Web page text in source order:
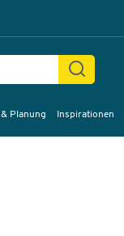
Planung Inspirationen
Bilder Videos